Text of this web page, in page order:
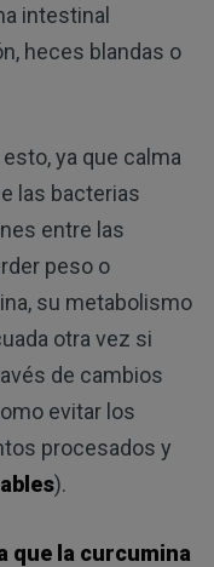
intestinal
heces blandas o
ya que calma
las bacterias
entre las
peso o
su metabolismo
otra vez si
de cambios
evitar los
procesados y
).
que la curcumina